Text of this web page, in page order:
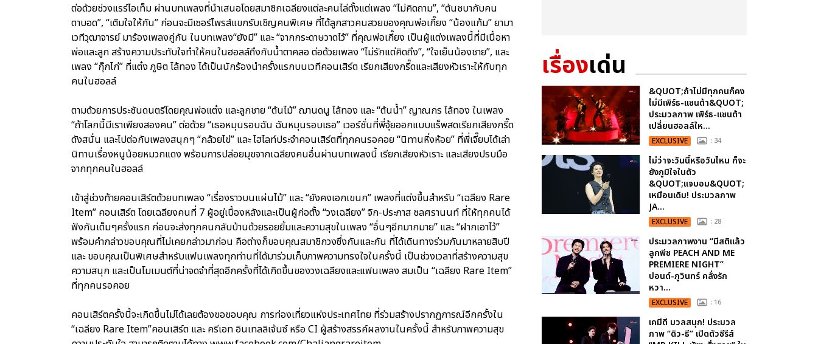
ต่อด้วยช่วงแรร์ไอเท็ม ผ่านบทเพลงที่นำเสนอโดยสมาชิกเฉลียงแต่ละคนไล่ตั้งแต่เพลง “ไม่คิดถาม”, “ต้นชบากับคน
ตาบอด”, “เติมใจให้กัน” ก่อนจะมีเซอร์ไพรส์แขกรับเชิญคนพิเศษ ที่ได้ลูกสาวคนสวยของคุณพ่อเกี๊ยง “น้องแก้ม” ยามา
เวทีวุฒาจารย์ มาร้องเพลงคู่กัน ในบทเพลง“ยังมี” และ “จากกระดาษวาดไว้” ที่คุณพ่อเกี๊ยง เป็นผู้แต่งเพลงนี้ที่มีเนื้อหา
พ่อและลูก สร้างความประทับใจทำให้คนในฮอลล์ถึงกับน้ำตาคลอ ต่อด้วยเพลง “ไม่รักแต่คิดถึง”, “ใจเย็นน้องชาย”, และ
เพลง “กุ๊กไก่” ที่แต๋ง ภูษิต ไล้ทอง ได้เป็นนักร้องนำครั้งแรกบนเวทีคอนเสิร์ต เรียกเสียงกรี๊ดและเสียงหัวเราะให้กับทุก
คนในฮอลล์
ตามด้วยการประชันดนตรีโดยคุณพ่อแต๋ง และลูกชาย “ต้นไม้” ฌานดนู ไล้ทอง และ “ต้นน้ำ” ญาณกร ไล้ทอง ในเพลง
“ถ้าโลกนี้มีเราเพียงสองคน” ต่อด้วย “เธอหมุนรอบฉัน ฉันหมุนรอบเธอ” เวอร์ชั่นที่พี่จุ้ยออกแบบแร็พสดเรียกเสียงกรี๊ด
ดังสนั่น และไปต่อกับเพลงสนุกๆ “กล้วยไข่” และ ไฮไลท์ประจำคอนเสิร์ตที่ทุกคนรอคอย “นิทานหิ่งห้อย” ที่พี่เจี๊ยบได้เล่า
นิทานเรื่องหนูน้อยหมวกแดง พร้อมการปล่อยมุขจากเฉลียงคนอื่นผ่านบทเพลงนี้ เรียกเสียงหัวเราะ และเสียงปรบมือ
จากทุกคนในฮอลล์
เข้าสู่ช่วงท้ายคอนเสิร์ตด้วยบทเพลง “เรื่องราวบนแผ่นไม้” และ “ยังคงเอกเขนก” เพลงที่แต่งขึ้นสำหรับ “เฉลียง Rare
Item” คอนเสิร์ต โดยเฉลียงคนที่ 7 ผู้อยู่เบื้องหลังและเป็นผู้ก่อตั้ง “วงเฉลียง” จิก-ประภาส ชลศรานนท์ ที่ให้ทุกคนได้
ฟังกันเต็มๆครั้งแรก ก่อนจะส่งทุกคนกลับบ้านด้วยรอยยิ้มและความสุขในเพลง “อื่นๆอีกมากมาย” และ “ฝากเอาไว้”
พร้อมคำกล่าวขอบคุณที่ไม่เคยกล่าวมาก่อน คือต่างก็ขอบคุณสมาชิกวงซึ่งกันและกัน ที่ได้เดินทางร่วมกันมาหลายสิบปี
และ ขอบคุณเป็นพิเศษสำหรับแฟนเพลงทุกท่านที่ได้มาร่วมเก็บภาพความทรงใจในครั้งนี้ เป็นช่วงเวลาที่สร้างความสุข
ความสนุก และเป็นโมเมนต์ที่น่าจดจำที่สุดอีกครั้งที่ได้เกิดขึ้นของวงเฉลียงและแฟนเพลง สมเป็น “เฉลียง Rare Item”
ที่ทุกคนรอคอย
คอนเสิร์ตครั้งนี้จะเกิดขึ้นไม่ได้เลยต้องขอขอบคุณ การท่องเที่ยวแห่งประเทศไทย ที่ร่วมสร้างปรากฏการณ์อีกครั้งใน
“เฉลียง Rare Item”คอนเสิร์ต และ ครีเอท อินเทลลิเจ้นซ์ หรือ CI ผู้สร้างสรรค์ผลงานในครั้งนี้ สำหรับภาพความสุข
เรื่องเด่น
&QUOT;ถ้าไม่มีทุกคนก็คง
ไม่มีเพิร์ธ-แซนต้า&QUOT;
ประมวลภาพ เพิร์ธ-แซนต้า
เปลี่ยนฮอลล์ให...
EXCLUSIVE : 34
ไม่ว่าจะวันนี้หรือวันไหน ก็จะ
ยังภูมิใจในตัว
&QUOT;แจบอม&QUOT;
เหมือนเดิม! ประมวลภาพ
JA...
EXCLUSIVE : 28
ประมวลภาพงาน “มีสติแล้ว
ลูกพีช PEACH AND ME
PREMIERE NIGHT”
ปอนด์-ภูวินทร์ คลั่งรัก
หวา...
EXCLUSIVE : 16
เคมีดี มวลสนุก! ประมวล
ภาพ “ดิว-ธี” เปิดตัวซีรีส์